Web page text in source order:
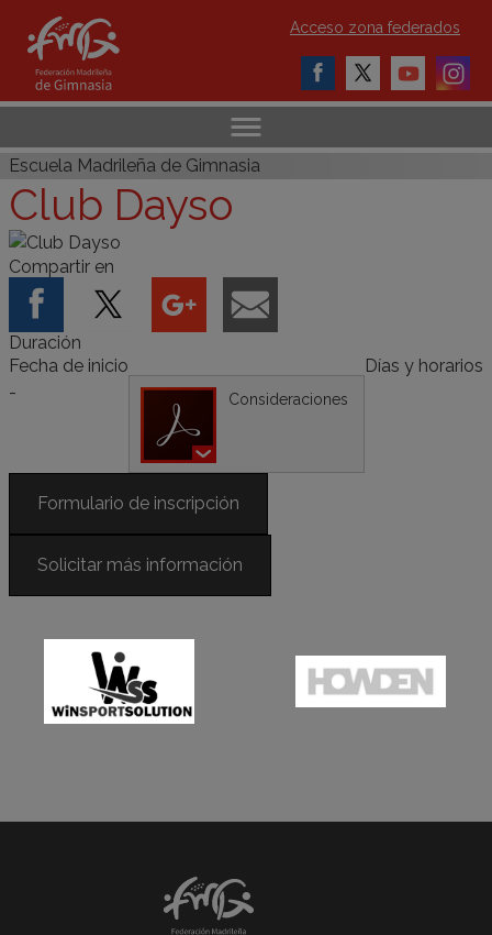
Acceso zona federados
Escuela Madrileña de Gimnasia
Club Dayso
Compartir en
Duración
Fecha de inicio
-
Días y horarios
Consideraciones
Formulario de inscripción
Solicitar más información